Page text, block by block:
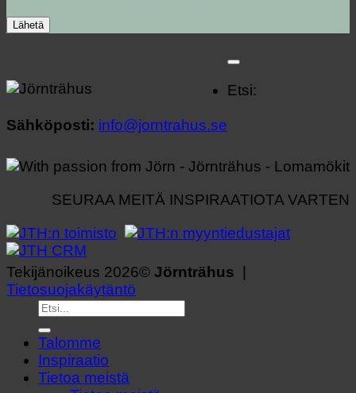
Sähköposti: info@jorntrahus.se
SEURAA MEITÄ INSPIRAATIOTA VARTEN
Tekijänoikeus 2026© Jörnträhus |
Tietosuojakäytäntö
Etsi:
Talomme
Inspiraatio
Tietoa meistä